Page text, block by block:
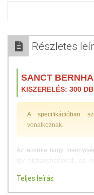
Részletes
SANCT
KISZERELÉS: 300
A specifikációban
vonatkoznak.
Az acerola nagy
így bioflavonoidokat, az
húsában lévő
„összedolgozva” képesek,
Teljes leírás